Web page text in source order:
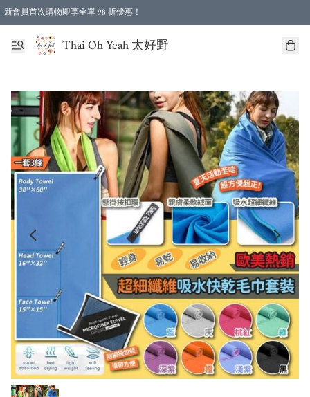
新會員首次購物即享全單 98 折優惠！
特選會員可享全單低至 96 折優惠！
Thai Oh Yeah 太好野